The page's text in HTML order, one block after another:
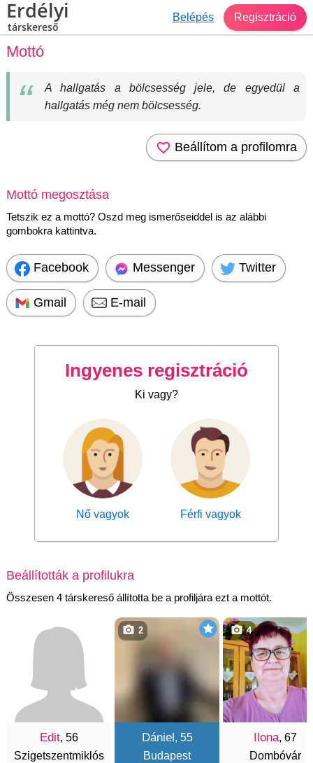
Erdélyi
társkereső
Belépés Regisztráció
Mottó
A hallgatás a bölcsesség jele, de egyedül a
hallgatás még nem bölcsesség.
Beállítom a profilomra
Mottó megosztása
Tetszik ez a mottó? Oszd meg ismerőseiddel is az alábbi
gombokra kattintva.
Facebook Messenger Twitter
Gmail E-mail
Ingyenes regisztráció
Ki vagy?
Nő vagyok Férfi vagyok
Beállították a profilukra
Összesen 4 társkereső állította be a profiljára ezt a mottót.
Edit, 56
Szigetszentmiklós
Dániel, 55
Budapest
2
Ilona, 67
Dombóvár
4